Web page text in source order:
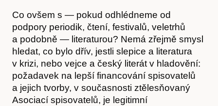
Hostcast
Co ovšem s — pokud odhlédneme od
podpory periodik, čtení, festivalů, veletrhů
a podobně — literaturou? Nemá zřejmě smysl
hledat, co bylo dřív, jestli slepice a literatura
v krizi, nebo vejce a český literát v hladovění:
požadavek na lepší financování spisovatelů
a jejich tvorby, v současnosti ztělesňovaný
Asociací spisovatelů, je legitimní